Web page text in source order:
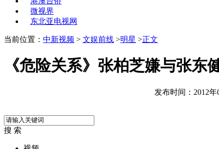
微视界
东北亚电视网
当前位置： 中新视频 > 文娱前线 >明星 >正文
《危险关系》张柏芝嫌与张东
发布时间：2012年
搜 索